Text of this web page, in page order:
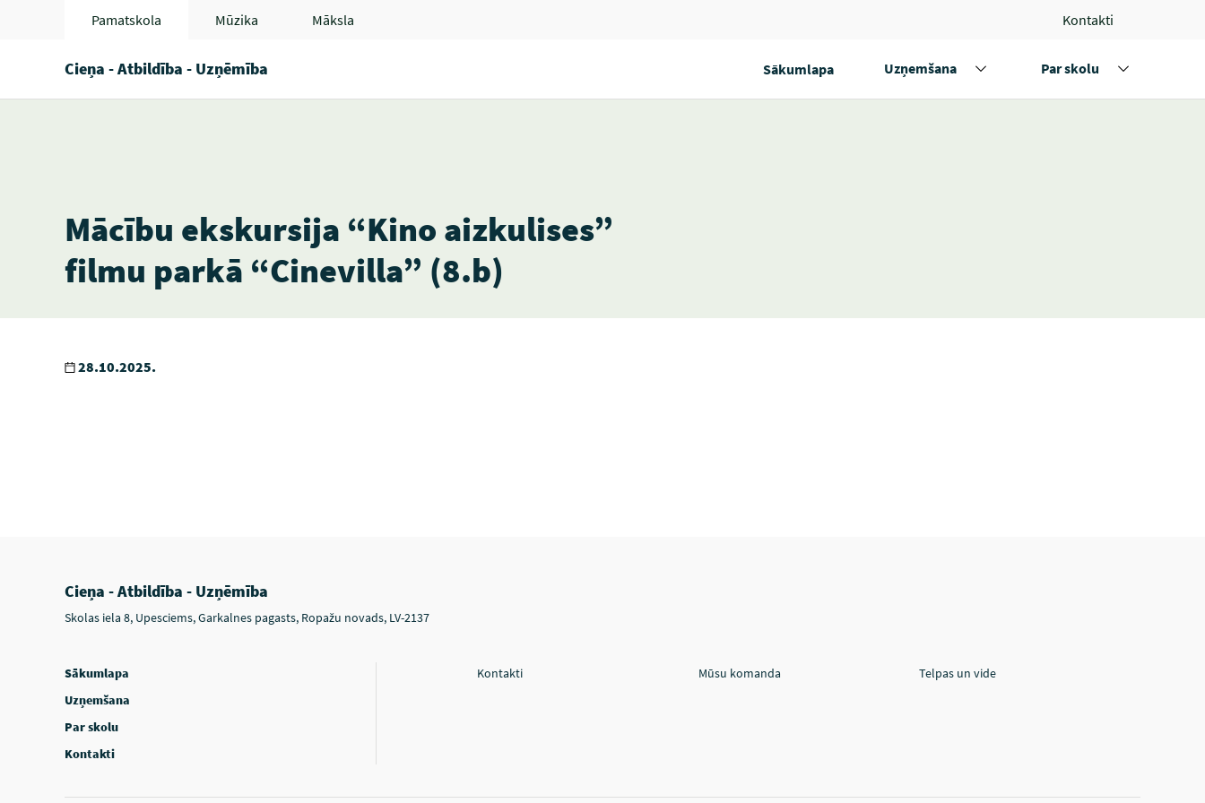
Pamatskola Mūzika Māksla Kontakti
Cieņa - Atbildība - Uzņēmība Sākumlapa Uzņemšana Par skolu
Mācību ekskursija “Kino aizkulises”
filmu parkā “Cinevilla” (8.b)
28.10.2025.
Cieņa - Atbildība - Uzņēmība
Skolas iela 8, Upesciems, Garkalnes pagasts, Ropažu novads, LV-2137
Sākumlapa
Uzņemšana
Par skolu
Kontakti
Kontakti Mūsu komanda Telpas un vide